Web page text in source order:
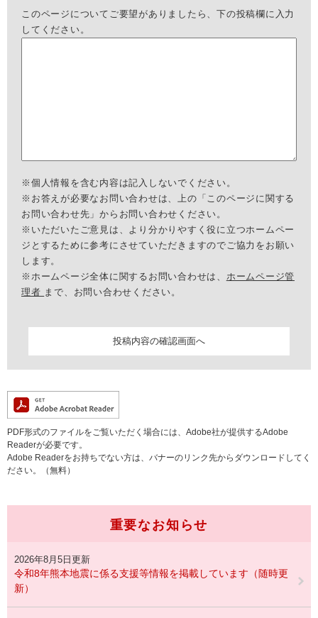
このページについてご要望がありましたら、下の投稿欄に入力
してください。
※個人情報を含む内容は記入しないでください。
※お答えが必要なお問い合わせは、上の「このページに関する
お問い合わせ先」からお問い合わせください。
※いただいたご意見は、より分かりやすく役に立つホームペー
ジとするために参考にさせていただきますのでご協力をお願い
します。
※ホームページ全体に関するお問い合わせは、 ホームページ管
理者 まで、お問い合わせください。
PDF形式のファイルをご覧いただく場合には、Adobe社が提供するAdobe
Readerが必要です。
Adobe Readerをお持ちでない方は、バナーのリンク先からダウンロードしてく
ださい。（無料）
重要なお知らせ
2026年8月5日更新
令和8年熊本地震に係る支援等情報を掲載しています（随時更
新）